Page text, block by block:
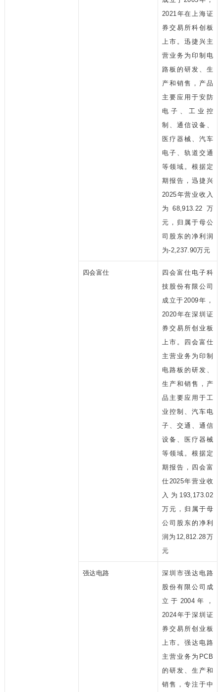
2021年在上海证
券交易所科创板
上市。迅捷兴主
营业务为印制电
路板的研发、生
产和销售，产品
主要应用于安防
电子、工业控
制、通信设备、
医疗器械、汽车
电子、轨道交通
等领域。根据定
期报告，迅捷兴
2025年营业收入
为68,913.22万
元，归属于母公
司股东的净利润
为-2,237.90万元
四会富仕
四会富仕电子科
技股份有限公司
成立于2009年，
2020年在深圳证
券交易所创业板
上市。四会富仕
主营业务为印制
电路板的研发、
生产和销售，产
品主要应用于工
业控制、汽车电
子、交通、通信
设备、医疗器械
等领域。根据定
期报告，四会富
仕2025年营业收
入为193,173.02
万元，归属于母
公司股东的净利
润为12,812.28万
元
强达电路
深圳市强达电路
股份有限公司成
立于2004年，
2024年于深圳证
券交易所创业板
上市。强达电路
主营业务为PCB
的研发、生产和
销售，专注于中